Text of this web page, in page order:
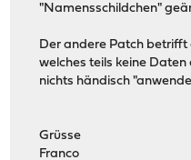
"Namensschildchen"
Der andere Patch
welches teils keine
nichts händisch
Grüsse
Franco